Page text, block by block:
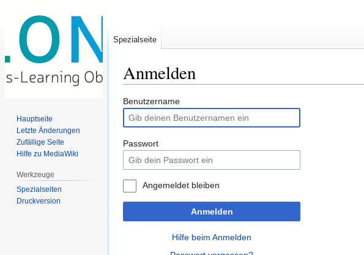
Anmelden
Zur
Navigation
springen
Zur
Suche
springen
Benutzername
Passwort
Angemeldet bleiben
Anmelden
Hilfe beim Anmelden
Spezialseite
Hauptseite
Letzte Änderungen
Zufällige Seite
Hilfe zu MediaWiki
Werkzeuge
Spezialseiten
Druckversion